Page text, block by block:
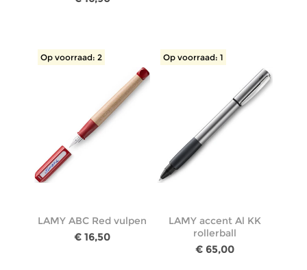
Op voorraad: 2
LAMY ABC Red vulpen
€ 16,50
Op voorraad: 1
LAMY accent Al KK
rollerball
€ 65,00